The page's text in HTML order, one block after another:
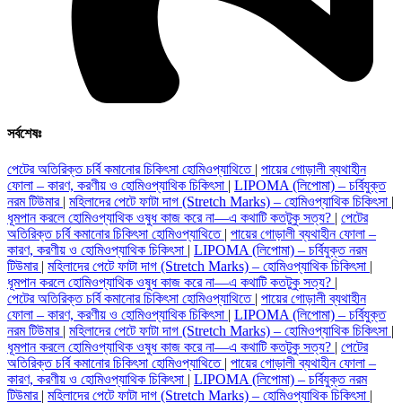
সর্বশেষঃ
পেটের অতিরিক্ত চর্বি কমানোর চিকিৎসা হোমিওপ্যাথিতে | পায়ের গোড়ালী ব্যথাহীন
ফোলা – কারণ, করণীয় ও হোমিওপ্যাথিক চিকিৎসা | LIPOMA (লিপোমা) – চর্বিযুক্ত
নরম টিউমার | মহিলাদের পেটে ফাটা দাগ (Stretch Marks) – হোমিওপ্যাথিক চিকিৎসা |
ধূমপান করলে হোমিওপ্যাথিক ওষুধ কাজ করে না—এ কথাটি কতটুকু সত্য? | পেটের
অতিরিক্ত চর্বি কমানোর চিকিৎসা হোমিওপ্যাথিতে | পায়ের গোড়ালী ব্যথাহীন ফোলা –
কারণ, করণীয় ও হোমিওপ্যাথিক চিকিৎসা | LIPOMA (লিপোমা) – চর্বিযুক্ত নরম
টিউমার | মহিলাদের পেটে ফাটা দাগ (Stretch Marks) – হোমিওপ্যাথিক চিকিৎসা |
ধূমপান করলে হোমিওপ্যাথিক ওষুধ কাজ করে না—এ কথাটি কতটুকু সত্য? |
পেটের অতিরিক্ত চর্বি কমানোর চিকিৎসা হোমিওপ্যাথিতে | পায়ের গোড়ালী ব্যথাহীন
ফোলা – কারণ, করণীয় ও হোমিওপ্যাথিক চিকিৎসা | LIPOMA (লিপোমা) – চর্বিযুক্ত
নরম টিউমার | মহিলাদের পেটে ফাটা দাগ (Stretch Marks) – হোমিওপ্যাথিক চিকিৎসা |
ধূমপান করলে হোমিওপ্যাথিক ওষুধ কাজ করে না—এ কথাটি কতটুকু সত্য? | পেটের
অতিরিক্ত চর্বি কমানোর চিকিৎসা হোমিওপ্যাথিতে | পায়ের গোড়ালী ব্যথাহীন ফোলা –
কারণ, করণীয় ও হোমিওপ্যাথিক চিকিৎসা | LIPOMA (লিপোমা) – চর্বিযুক্ত নরম
টিউমার | মহিলাদের পেটে ফাটা দাগ (Stretch Marks) – হোমিওপ্যাথিক চিকিৎসা |